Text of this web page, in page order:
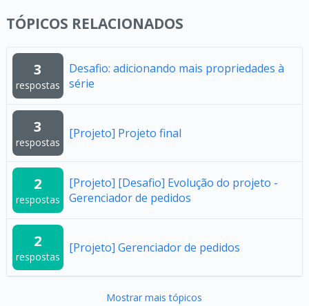
TÓPICOS RELACIONADOS
3
respostas
Desafio: adicionando mais propriedades à
série
3
respostas
[Projeto] Projeto final
2
respostas
[Projeto] [Desafio] Evolução do projeto -
Gerenciador de pedidos
2
respostas
[Projeto] Gerenciador de pedidos
Mostrar mais tópicos